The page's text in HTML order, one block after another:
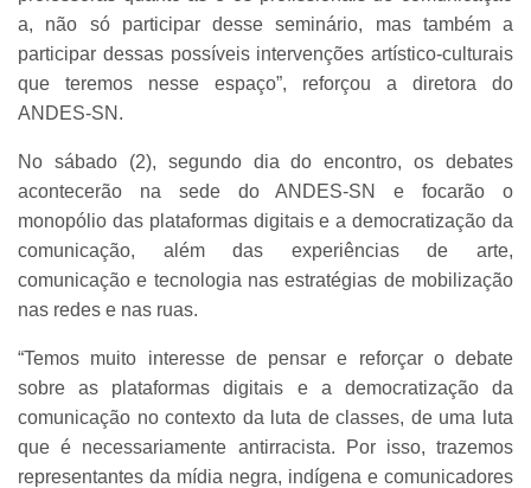
a, não só participar desse seminário, mas também a
participar dessas possíveis intervenções artístico-culturais
que teremos nesse espaço”, reforçou a diretora do
ANDES-SN.
No sábado (2), segundo dia do encontro, os debates
acontecerão na sede do ANDES-SN e focarão o
monopólio das plataformas digitais e a democratização da
comunicação, além das experiências de arte,
comunicação e tecnologia nas estratégias de mobilização
nas redes e nas ruas.
“Temos muito interesse de pensar e reforçar o debate
sobre as plataformas digitais e a democratização da
comunicação no contexto da luta de classes, de uma luta
que é necessariamente antirracista. Por isso, trazemos
representantes da mídia negra, indígena e comunicadores